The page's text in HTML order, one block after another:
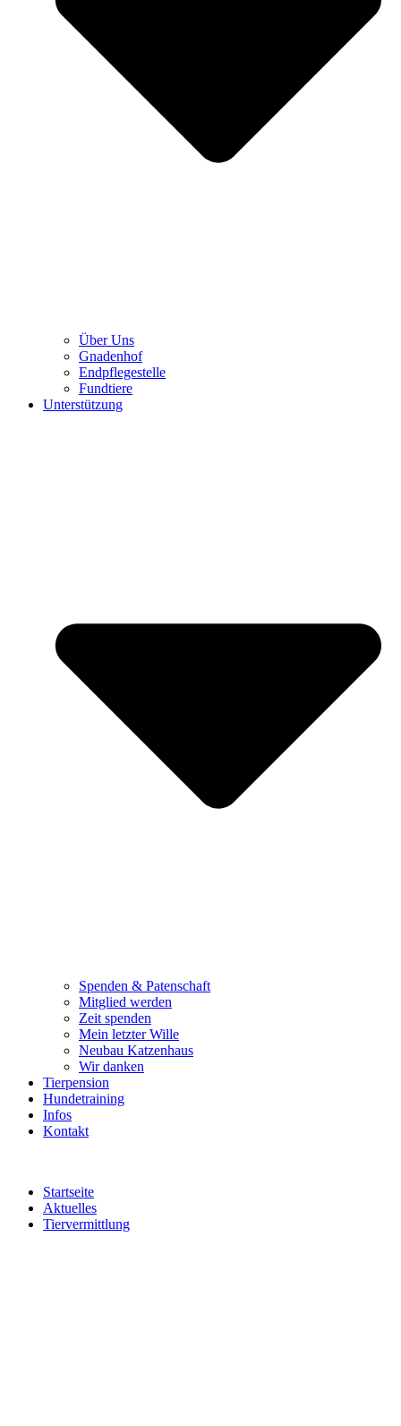
Über Uns
Gnadenhof
Endpflegestelle
Fundtiere
Unterstützung
Spenden & Patenschaft
Mitglied werden
Zeit spenden
Mein letzter Wille
Neubau Katzenhaus
Wir danken
Tierpension
Hundetraining
Infos
Kontakt
Startseite
Aktuelles
Tiervermittlung